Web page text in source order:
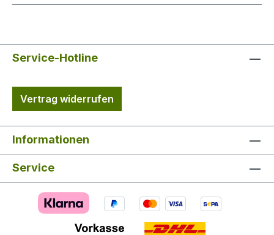
Service-Hotline
Vertrag widerrufen
Informationen
Service